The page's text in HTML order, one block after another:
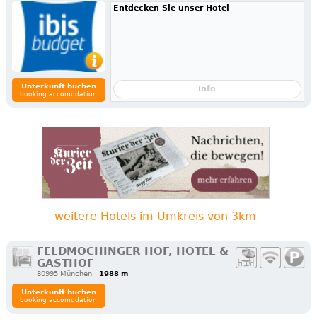
Unterkunft buchen
booking accomodation
Entdecken Sie unser Hotel
Info
weitere Hotels im Umkreis von 3km
FELDMOCHINGER HOF, HOTEL &
GASTHOF
80995 München 1988 m
Unterkunft buchen
booking accomodation